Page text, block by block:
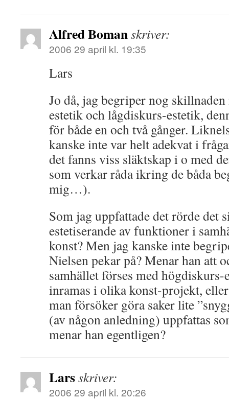
Alfred Bomanskriver:
2006 29 april kl. 19:35
Lars
Jo då, jag begriper nog
estetik och lågdiskurs-estetik,
för både en och två gånger.
kanske inte var helt adekvat i
det fanns viss släktskap i o med
som verkar råda ikring de båda
mig…).
Som jag uppfattade det rörde det
estetiserande av funktioner i
konst? Men jag kanske inte
Nielsen pekar på? Menar han att
samhället förses med högdiskurs-
inramas i olika konst-projekt,
man försöker göra saker lite
(av någon anledning) uppfattas
menar han egentligen?
Larsskriver:
2006 29 april kl. 20:26